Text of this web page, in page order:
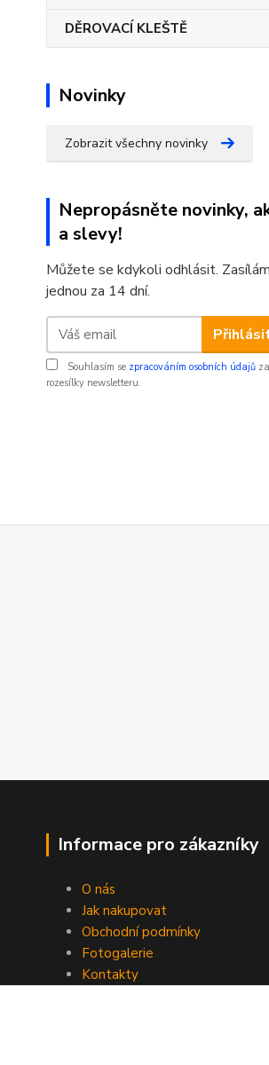
DĚROVACÍ KLEŠTĚ
Novinky
Zobrazit všechny novinky
Nepropásněte novinky,
a slevy!
Můžete se kdykoli odhlásit.
jednou za 14 dní.
Souhlasím se zpracováním osobních údajů
rozesílky newsletteru.
Informace pro zákazníky
O nás
Jak nakupovat
Obchodní podmínky
Fotogalerie
Kontakty